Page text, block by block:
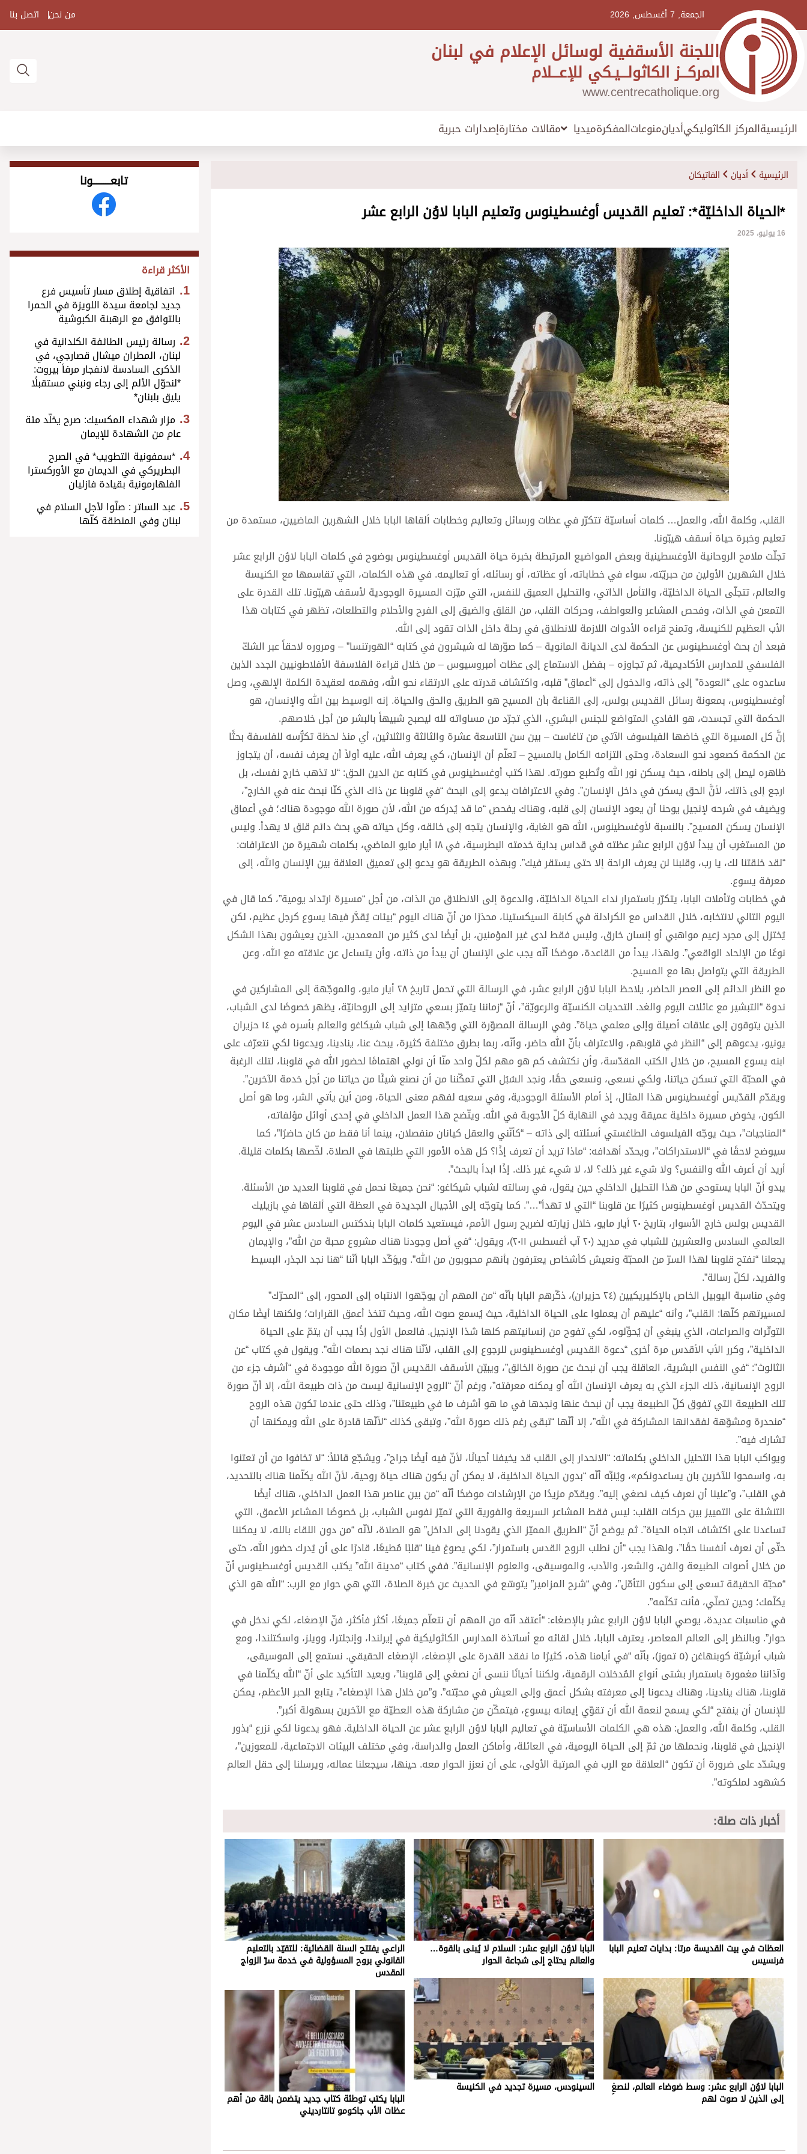
الجمعة, 7 أغسطس, 2026 من نحن اتصل بنا
اللجنة الأسقفية لوسائل الإعلام في لبنان
المركـــز الكاثولـــيـكي للإعـــلام
www.centrecatholique.org
الرئيسيةالمركز الكاثوليكيأديانمنوعاتالمفكرةميديا مقالات مختارةإصدارات حبرية
الرئيسية أديان الفاتيكان
*الحياة الداخليّة*: تعليم القديس أوغسطينوس وتعليم البابا لاوُن الرابع عشر
16 يوليو، 2025
القلب، وكلمة الله، والعمل… كلمات أساسيّة تتكرّر في عظات ورسائل وتعاليم وخطابات ألقاها البابا خلال الشهرين الماضيين، مستمدة من
تعليم وخبرة حياة أسقف هيبّونا.
تجلّت ملامح الروحانية الأوغسطينية وبعض المواضيع المرتبطة بخبرة حياة القديس أوغسطينوس بوضوح في كلمات البابا لاوُن الرابع عشر
خلال الشهرين الأولين من حبريّته، سواء في خطاباته، أو عظاته، أو رسائله، أو تعاليمه. في هذه الكلمات، التي تقاسمها مع الكنيسة
والعالم، تتجلّى الحياة الداخليّة، والتأمل الذاتي، والتحليل العميق للنفس، التي ميّزت المسيرة الوجودية لأسقف هيبّونا. تلك القدرة على
التمعن في الذات، وفحص المشاعر والعواطف، وحركات القلب، من القلق والضيق إلى الفرح والأحلام والتطلعات، تظهر في كتابات هذا
الأب العظيم للكنيسة، وتمنح قراءه الأدوات اللازمة للانطلاق في رحلة داخل الذات تقود إلى الله.
فبعد أن بحث أوغسطينوس عن الحكمة لدى الديانة المانوية – كما صوّرها له شيشرون في كتابه “الهورتنسا” – ومروره لاحقاً عبر الشكّ
الفلسفي للمدارس الأكاديمية، ثم تجاوزه – بفضل الاستماع إلى عظات أمبروسيوس – من خلال قراءة الفلاسفة الأفلاطونيين الجدد الذين
ساعدوه على “العودة” إلى ذاته، والدخول إلى “أعماق” قلبه، واكتشاف قدرته على الارتقاء نحو الله، وفهمه لعقيدة الكلمة الإلهي، وصل
أوغسطينوس، بمعونة رسائل القديس بولس، إلى القناعة بأن المسيح هو الطريق والحق والحياة. إنه الوسيط بين الله والإنسان، هو
الحكمة التي تجسدت، هو الفادي المتواضع للجنس البشري، الذي تجرّد من مساواته لله ليصبح شبيهاً بالبشر من أجل خلاصهم.
إنَّ كل المسيرة التي خاضها الفيلسوف الآتي من تاغاست – بين سن التاسعة عشرة والثالثة والثلاثين، أي منذ لحظة تكرُّسه للفلسفة بحثًا
عن الحكمة كصعود نحو السعادة، وحتى التزامه الكامل بالمسيح – تعلّم أن الإنسان، كي يعرف الله، عليه أولاً أن يعرف نفسه، أن يتجاوز
ظاهره ليصل إلى باطنه، حيث يسكن نور الله وتُطبع صورته. لهذا كتب أوغسطينوس في كتابه عن الدين الحق: “لا تذهب خارج نفسك، بل
ارجع إلى ذاتك، لأنَّ الحق يسكن في داخل الإنسان”. وفي الاعترافات يدعو إلى البحث “في قلوبنا عن ذاك الذي كنّا نبحث عنه في الخارج”،
ويضيف في شرحه لإنجيل يوحنا أن يعود الإنسان إلى قلبه، وهناك يفحص “ما قد يُدركه من الله، لأن صورة الله موجودة هناك؛ في أعماق
الإنسان يسكن المسيح”. بالنسبة لأوغسطينوس، الله هو الغاية، والإنسان يتجه إلى خالقه، وكل حياته هي بحث دائم قلق لا يهدأ. وليس
من المستغرب أن يبدأ لاوُن الرابع عشر عظته في قداس بداية خدمته البطرسية، في ١٨ أيار مايو الماضي، بكلمات شهيرة من الاعترافات:
“لقد خلقتنا لك، يا رب، وقلبنا لن يعرف الراحة إلا حتى يستقر فيك”. وبهذه الطريقة هو يدعو إلى تعميق العلاقة بين الإنسان والله، إلى
معرفة يسوع.
في خطابات وتأملات البابا، يتكرّر باستمرار نداء الحياة الداخليّة، والدعوة إلى الانطلاق من الذات، من أجل “مسيرة ارتداد يومية”، كما قال في
اليوم التالي لانتخابه، خلال القداس مع الكرادلة في كابلة السيكستينا، محذرًا من أنّ هناك اليوم “بيئات يُقدَّر فيها يسوع كرجل عظيم، لكن
يُختزل إلى مجرد زعيم مواهبي أو إنسان خارق، وليس فقط لدى غير المؤمنين، بل أيضًا لدى كثير من المعمدين، الذين يعيشون بهذا الشكل
نوعًا من الإلحاد الواقعي”. ولهذا، يبدأ من القاعدة، موضحًا أنّه يجب على الإنسان أن يبدأ من ذاته، وأن يتساءل عن علاقته مع الله، وعن
الطريقة التي يتواصل بها مع المسيح.
مع النظر الدائم إلى العصر الحاضر، يلاحظ البابا لاوُن الرابع عشر، في الرسالة التي تحمل تاريخ ٢٨ أيار مايو، والموجّهة إلى المشاركين في
ندوة “التبشير مع عائلات اليوم والغد. التحديات الكنسيّة والرعويّة”، أنّ “زماننا يتميّز بسعي متزايد إلى الروحانيّة، يظهر خصوصًا لدى الشباب،
الذين يتوقون إلى علاقات أصيلة وإلى معلمي حياة”. وفي الرسالة المصوّرة التي وجّهها إلى شباب شيكاغو والعالم بأسره في ١٤ حزيران
يونيو، يدعوهم إلى “النظر في قلوبهم، والاعتراف بأنّ الله حاضر، وأنّه، ربما بطرق مختلفة كثيرة، يبحث عنا، ينادينا، ويدعونا لكي نتعرّف على
ابنه يسوع المسيح، من خلال الكتب المقدّسة، وأن نكتشف كم هو مهم لكلّ واحد منّا أن نولي اهتمامًا لحضور الله في قلوبنا، لتلك الرغبة
في المحبّة التي تسكن حياتنا، ولكي نسعى، ونسعى حقًا، ونجد السُبُل التي تمكّننا من أن نصنع شيئًا من حياتنا من أجل خدمة الآخرين”.
ويقدّم القدّيس أوغسطينوس هذا المثال، إذ أمام الأسئلة الوجودية، وفي سعيه لفهم معنى الحياة، ومن أين يأتي الشر، وما هو أصل
الكون، يخوض مسيرة داخلية عميقة ويجد في النهاية كلّ الأجوبة في الله. ويتّضح هذا العمل الداخلي في إحدى أوائل مؤلفاته،
“المناجيات”، حيث يوجّه الفيلسوف الطاغستي أسئلته إلى ذاته – “كأنّني والعقل كيانان منفصلان، بينما أنا فقط من كان حاضرًا”، كما
سيوضح لاحقًا في “الاستدراكات”، ويحدّد أهدافه: “ماذا تريد أن تعرف إذًا؟ كل هذه الأمور التي طلبتها في الصلاة. لخّصها بكلمات قليلة.
أريد أن أعرف الله والنفس؟ ولا شيء غير ذلك؟ لا، لا شيء غير ذلك. إذًا ابدأ بالبحث”.
يبدو أنّ البابا يستوحي من هذا التحليل الداخلي حين يقول، في رسالته لشباب شيكاغو: “نحن جميعًا نحمل في قلوبنا العديد من الأسئلة.
ويتحدّث القديس أوغسطينوس كثيرًا عن قلوبنا “التي لا تهدأ”…”. كما يتوجّه إلى الأجيال الجديدة في العظة التي ألقاها في بازيليك
القديس بولس خارج الأسوار، بتاريخ ٢٠ أيار مايو، خلال زيارته لضريح رسول الأمم، فيستعيد كلمات البابا بندكتس السادس عشر في اليوم
العالمي السادس والعشرين للشباب في مدريد (٢٠ آب أغسطس ٢٠١١)، ويقول: “في أصل وجودنا هناك مشروع محبة من الله”، والإيمان
يجعلنا “نفتح قلوبنا لهذا السرّ من المحبّة ونعيش كأشخاص يعترفون بأنهم محبوبون من الله”. ويؤكّد البابا أنّنا “هنا نجد الجذر، البسيط
والفريد، لكلّ رسالة”.
وفي مناسبة اليوبيل الخاص بالإكليريكيين (٢٤ حزيران)، ذكّرهم البابا بأنّه “من المهم أن يوجّهوا الانتباه إلى المحور، إلى “المحرّك”
لمسيرتهم كلّها: القلب”، وأنه “عليهم أن يعملوا على الحياة الداخلية، حيث يُسمع صوت الله، وحيث تتخذ أعمق القرارات؛ ولكنها أيضًا مكان
التوتّرات والصراعات، الذي ينبغي أن يُحوِّلوه، لكي تفوح من إنسانيتهم كلها شذا الإنجيل. فالعمل الأول إذًا يجب أن يتمّ على الحياة
الداخلية”، وكرر الأب الأقدس مرة أخرى “دعوة القديس أوغسطينوس للرجوع إلى القلب، لأنّنا هناك نجد بصمات الله”. ويقول في كتاب “عن
الثالوث”: “في النفس البشرية، العاقلة يجب أن نبحث عن صورة الخالق”، ويبيّن الأسقف القديس أنّ صورة الله موجودة في “أشرف جزء من
الروح الإنسانية، ذلك الجزء الذي به يعرف الإنسان الله أو يمكنه معرفته”، ورغم أنّ “الروح الإنسانية ليست من ذات طبيعة الله، إلا أنّ صورة
تلك الطبيعة التي تفوق كلّ الطبيعة يجب أن نبحث عنها ونجدها في ما هو أشرف ما في طبيعتنا”، وذلك حتى عندما تكون هذه الروح
“منحدرة ومشوّهة لفقدانها المشاركة في الله”، إلا أنّها “تبقى رغم ذلك صورة الله”، وتبقى كذلك “لأنّها قادرة على الله ويمكنها أن
تشارك فيه”.
ويواكب البابا هذا التحليل الداخلي بكلماته: “الانحدار إلى القلب قد يخيفنا أحيانًا، لأنّ فيه أيضًا جراح”، ويشجّع قائلاً: “لا تخافوا من أن تعتنوا
به، واسمحوا للآخرين بان يساعدونكم»، ويُنبِّه أنّه “بدون الحياة الداخلية، لا يمكن أن يكون هناك حياة روحية، لأنّ الله يكلّمنا هناك بالتحديد،
في القلب”، و”علينا أن نعرف كيف نصغي إليه”. ويقدّم مزيدًا من الإرشادات موضحًا أنّه “من بين عناصر هذا العمل الداخلي، هناك أيضًا
التنشئة على التمييز بين حركات القلب: ليس فقط المشاعر السريعة والفورية التي تميّز نفوس الشباب، بل خصوصًا المشاعر الأعمق، التي
تساعدنا على اكتشاف اتجاه الحياة”. ثم يوضح أنّ “الطريق المميّز الذي يقودنا إلى الداخل” هو الصلاة، لأنّه “من دون اللقاء بالله، لا يمكننا
حتّى أن نعرف أنفسنا حقًا”، ولهذا يجب “أن نطلب الروح القدس باستمرار”، لكي يصوغ فينا “قلبًا مُطيعًا، قادرًا على أن يُدرك حضور الله، حتى
من خلال أصوات الطبيعة والفن، والشعر، والأدب، والموسيقى، والعلوم الإنسانية”. ففي كتاب “مدينة الله” يكتب القديس أوغسطينوس أنّ
“محبّة الحقيقة تسعى إلى سكون التأمّل”، وفي “شرح المزامير” يتوسّع في الحديث عن خبرة الصلاة، التي هي حوار مع الرب: “الله هو الذي
يكلّمك؛ وحين تصلّي، فأنت تكلّمه”.
في مناسبات عديدة، يوصي البابا لاوُن الرابع عشر بالإصغاء: “أعتقد أنّه من المهم أن نتعلّم جميعًا، أكثر فأكثر، فنّ الإصغاء، لكي ندخل في
حوار”. وبالنظر إلى العالم المعاصر، يعترف البابا، خلال لقائه مع أساتذة المدارس الكاثوليكية في إيرلندا، وإنجلترا، وويلز، واسكتلندا، ومع
شباب أبرشيّة كوبنهاغن (٥ تموز)، بأنّه “في أيامنا هذه، كثيرًا ما نفقد القدرة على الإصغاء، الإصغاء الحقيقي. نستمع إلى الموسيقى،
وآذاننا مغمورة باستمرار بشتى أنواع المُدخلات الرقمية، ولكننا أحيانًا ننسى أن نصغي إلى قلوبنا”، ويعيد التأكيد على أنّ “الله يكلّمنا في
قلوبنا، هناك ينادينا، وهناك يدعونا إلى معرفته بشكل أعمق وإلى العيش في محبّته”. و”من خلال هذا الإصغاء”، يتابع الحبر الأعظم، يمكن
للإنسان أن ينفتح “لكي يسمح لنعمة الله أن تقوّي إيمانه بيسوع، فيتمكّن من مشاركة هذه العطيّة مع الآخرين بسهولة أكبر”.
القلب، وكلمة الله، والعمل: هذه هي الكلمات الأساسيّة في تعاليم البابا لاوُن الرابع عشر عن الحياة الداخلية. فهو يدعونا لكي نزرع “بذور
الإنجيل في قلوبنا، ونحملها من ثمّ إلى الحياة اليومية، في العائلة، وأماكن العمل والدراسة، وفي مختلف البيئات الاجتماعية، للمعوزين”،
ويشدّد على ضرورة أن تكون “العلاقة مع الرب في المرتبة الأولى، على أن نعزز الحوار معه. حينها، سيجعلنا عماله، ويرسلنا إلى حقل العالم
كشهود لملكوته”.
أخبار ذات صلة:
العظات في بيت القديسة مرتا: بدايات تعليم البابا
فرنسيس
البابا لاوُن الرابع عشر: وسط ضوضاء العالم، لنصغِ
إلى الذين لا صوت لهم
البابا لاوُن الرابع عشر: السلام لا يُبنى بالقوة…
والعالم يحتاج إلى شجاعة الحوار
السينودس، مسيرة تجديد في الكنيسة
الراعي يفتتح السنة القضائية: للتقيّد بالتعليم
القانوني بروح المسؤولية في خدمة سرّ الزواج
المقدس
البابا يكتب توطئة كتاب جديد يتضمن باقة من أهم
عظات الأب جاكومو تانتارديني
تابعــــــــــونا
الأكثر قراءة
اتفاقية إطلاق مسار تأسيس فرع
جديد لجامعة سيدة اللويزة في الحمرا
بالتوافق مع الرهبنة الكبوشية
رسالة رئيس الطائفة الكلدانية في
لبنان، المطران ميشال قصارجي، في
الذكرى السادسة لانفجار مرفأ بيروت:
*لنحوّل الألم إلى رجاء ونبني مستقبلًا
يليق بلبنان*
مزار شهداء المكسيك: صرح يخلّد مئة
عام من الشهادة للإيمان
*سمفونية التطويب* في الصرح
البطريركي في الديمان مع الأوركسترا
الفلهارمونية بقيادة فازليان
عبد الساتر : صلّوا لأجل السلام في
لبنان وفي المنطقة كلّها